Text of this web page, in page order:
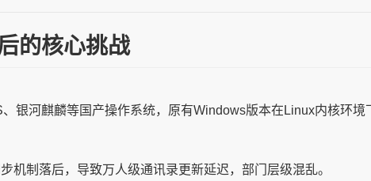
的核心挑战
银河麒麟等国产操作系统，原有Windows版本在Linux内核环
机制落后，导致万人级通讯录更新延迟，部门层级混乱。